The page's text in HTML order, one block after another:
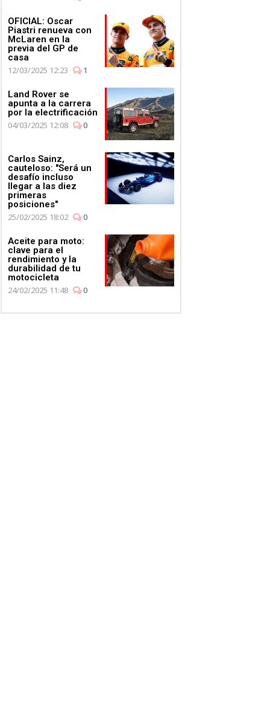
OFICIAL: Oscar
Piastri renueva con
McLaren en la
previa del GP de
casa
12/03/2025 12:23
1
Land Rover se
apunta a la carrera
por la electrificación
04/03/2025 12:08
0
Carlos Sainz,
cauteloso: "Será un
desafío incluso
llegar a las diez
primeras
posiciones"
25/02/2025 18:02
0
Aceite para moto:
clave para el
rendimiento y la
durabilidad de tu
motocicleta
24/02/2025 11:48
0